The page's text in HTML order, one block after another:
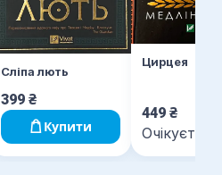
Сліпа лють
399 ₴
Купити
Цирцея
449 ₴
Очікується